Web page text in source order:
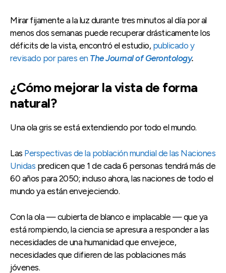
Mirar fijamente a la luz durante tres minutos al día por al
menos dos semanas puede recuperar drásticamente los
déficits de la vista, encontró el estudio, publicado y
revisado por pares en The Journal of Gerontology.
¿Cómo mejorar la vista de forma
natural?
Una ola gris se está extendiendo por todo el mundo.
Las Perspectivas de la población mundial de las Naciones
Unidas predicen que 1 de cada 6 personas tendrá más de
60 años para 2050; incluso ahora, las naciones de todo el
mundo ya están envejeciendo.
Con la ola — cubierta de blanco e implacable — que ya
está rompiendo, la ciencia se apresura a responder a las
necesidades de una humanidad que envejece,
necesidades que difieren de las poblaciones más
jóvenes.